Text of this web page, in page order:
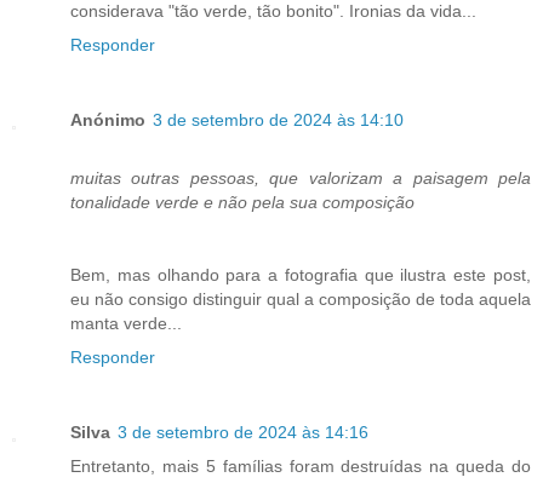
considerava "tão verde, tão bonito". Ironias da vida...
Responder
Anónimo 3 de setembro de 2024 às 14:10
muitas outras pessoas, que valorizam a paisagem pela
tonalidade verde e não pela sua composição
Bem, mas olhando para a fotografia que ilustra este post,
eu não consigo distinguir qual a composição de toda aquela
manta verde...
Responder
Silva 3 de setembro de 2024 às 14:16
Entretanto, mais 5 famílias foram destruídas na queda do